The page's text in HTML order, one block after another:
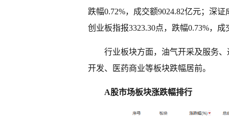
跌幅0.72%，成交额9024.82亿元；深
创业板指报3323.30点，跌幅0.73%，成
行业板块方面，油气开采及服务
开发、医药商业等板块跌幅居前。
A股市场板块涨跌幅排行